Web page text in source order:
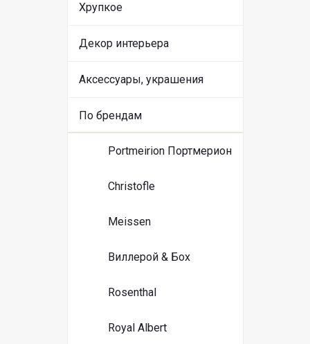
Хрупкое
Декор интерьера
Аксессуары, украшения
По брендам
Portmeirion Портмерион
Christofle
Meissen
Виллерой & Бох
Rosenthal
Royal Albert